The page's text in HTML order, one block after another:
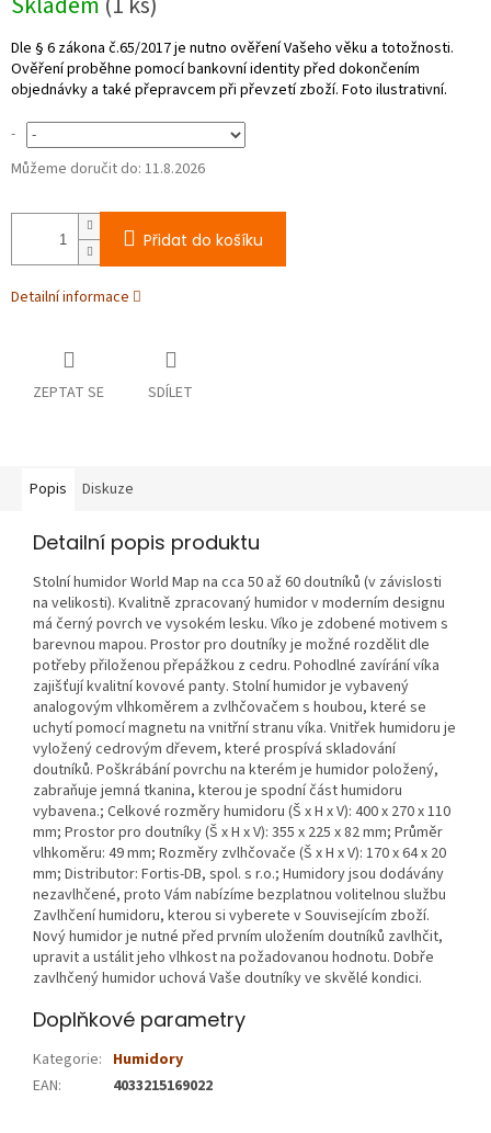
cena:
-
Můžeme doručit do: 11.8.2026
Přidat do košíku
Detailní informace
ZEPTAT SE SDÍLET
Popis Diskuze
Detailní popis produktu
Stolní humidor World Map na cca 50 až 60 doutníků (v závislosti
na velikosti). Kvalitně zpracovaný humidor v moderním designu
má černý povrch ve vysokém lesku. Víko je zdobené motivem s
barevnou mapou. Prostor pro doutníky je možné rozdělit dle
potřeby přiloženou přepážkou z cedru. Pohodlné zavírání víka
zajišťují kvalitní kovové panty. Stolní humidor je vybavený
analogovým vlhkoměrem a zvlhčovačem s houbou, které se
uchytí pomocí magnetu na vnitřní stranu víka. Vnitřek humidoru je
vyložený cedrovým dřevem, které prospívá skladování
doutníků. Poškrábání povrchu na kterém je humidor položený,
zabraňuje jemná tkanina, kterou je spodní část humidoru
vybavena.; Celkové rozměry humidoru (Š x H x V): 400 x 270 x 110
mm; Prostor pro doutníky (Š x H x V): 355 x 225 x 82 mm; Průměr
vlhkoměru: 49 mm; Rozměry zvlhčovače (Š x H x V): 170 x 64 x 20
mm; Distributor: Fortis-DB, spol. s r.o.; Humidory jsou dodávány
nezavlhčené, proto Vám nabízíme bezplatnou volitelnou službu
Zavlhčení humidoru, kterou si vyberete v Souvisejícím zboží.
Nový humidor je nutné před prvním uložením doutníků zavlhčit,
upravit a ustálit jeho vlhkost na požadovanou hodnotu. Dobře
zavlhčený humidor uchová Vaše doutníky ve skvělé kondici.
Doplňkové parametry
Kategorie: Humidory
EAN: 4033215169022